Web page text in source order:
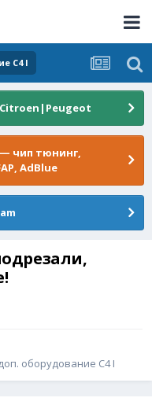
C4 I
чип тюнинг,
AdBlue
оборудование C4 I